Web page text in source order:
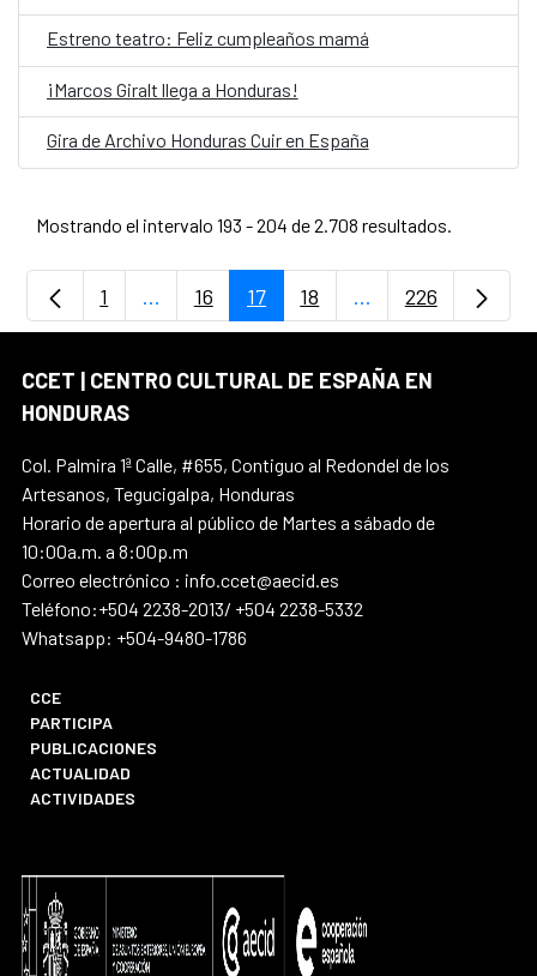
Estreno teatro: Feliz cumpleaños mamá
¡Marcos Giralt llega a Honduras!
Gira de Archivo Honduras Cuir en España
Mostrando el intervalo 193 - 204 de 2.708 resultados.
Página
1 ...Páginas intermedias Use TAB para
Página
16 Página
17 Página
18 ...PáginasPágina
226
CCET | CENTRO CULTURAL DE ESPAÑA EN
HONDURAS
Col. Palmira 1ª Calle, #655, Contiguo al Redondel de los
Artesanos, Tegucigalpa, Honduras
Horario de apertura al público de Martes a sábado de
10:00a.m. a 8:00p.m
Correo electrónico : info.ccet@aecid.es
Teléfono:+504 2238-2013/ +504 2238-5332
Whatsapp: +504-9480-1786
CCE
PARTICIPA
PUBLICACIONES
ACTUALIDAD
ACTIVIDADES